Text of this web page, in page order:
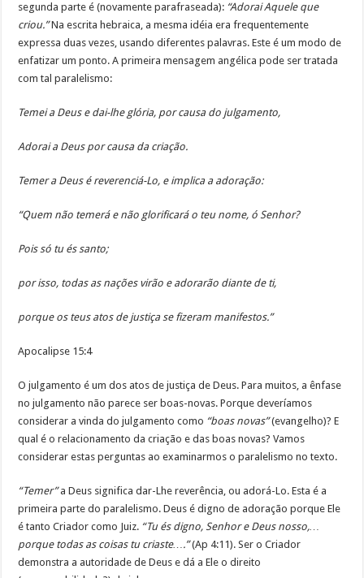
segunda parte é (novamente parafraseada): “Adorai Aquele que
criou.”Na escrita hebraica, a mesma idéia era frequentemente
expressa duas vezes, usando diferentes palavras. Este é um modo de
enfatizar um ponto. A primeira mensagem angélica pode ser tratada
com tal paralelismo:
Temei a Deus e dai-lhe glória, por causa do julgamento,
Adorai a Deus por causa da criação.
Temer a Deus é reverenciá-Lo, e implica a adoração:
“Quem não temerá e não glorificará o teu nome, ó Senhor?
Pois só tu és santo;
por isso, todas as nações virão e adorarão diante de ti,
porque os teus atos de justiça se fizeram manifestos.”
Apocalipse 15:4
O julgamento é um dos atos de justiça de Deus. Para muitos, a ênfase
no julgamento não parece ser boas-novas. Porque deveríamos
considerar a vinda do julgamento como “boas novas”(evangelho)? E
qual é o relacionamento da criação e das boas novas? Vamos
considerar estas perguntas ao examinarmos o paralelismo no texto.
“Temer”a Deus significa dar-Lhe reverência, ou adorá-Lo. Esta é a
primeira parte do paralelismo. Deus é digno de adoração porque Ele
é tanto Criador como Juiz. “Tu és digno, Senhor e Deus nosso,…
porque todas as coisas tu criaste….”(Ap 4:11). Ser o Criador
demonstra a autoridade de Deus e dá a Ele o direito